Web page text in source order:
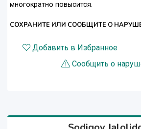
многократно повысится.
СОХРАНИТЕ ИЛИ СООБЩИТЕ О
Добавить в Избранное
Сообщить о